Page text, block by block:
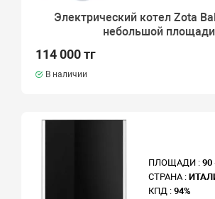
Электрический котел Zota
небольшой площади
114 000 тг
В наличии
ПЛОЩАДИ :90
СТРАНА :
КПД :94%